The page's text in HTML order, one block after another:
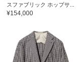
スファブリック ホップサ...
¥154,000